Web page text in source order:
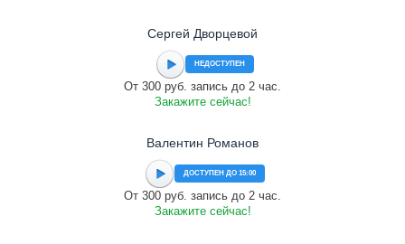
Сергей Дворцевой
НЕДОСТУПЕН
От 300 руб. запись до 2 час.
Закажите сейчас!
Валентин Романов
ДОСТУПЕН ДО 15:00
От 300 руб. запись до 2 час.
Закажите сейчас!